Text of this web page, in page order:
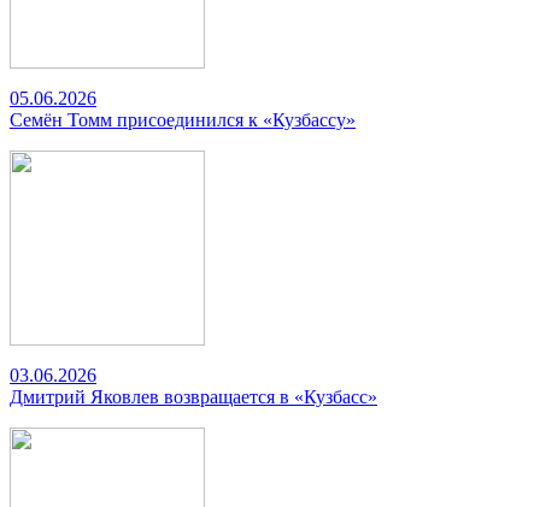
05.06.2026
Семён Томм присоединился к «Кузбассу»
03.06.2026
Дмитрий Яковлев возвращается в «Кузбасс»